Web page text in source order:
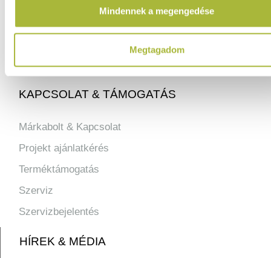
Mindennek a megengedése
Megtagadom
info@hfse.hu
KAPCSOLAT & TÁMOGATÁS
Márkabolt & Kapcsolat
Projekt ajánlatkérés
Terméktámogatás
Szerviz
Szervizbejelentés
HÍREK & MÉDIA